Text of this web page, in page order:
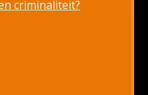
criminaliteit?